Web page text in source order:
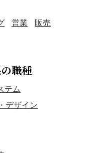
営業
販売
職種
テム
デザイン